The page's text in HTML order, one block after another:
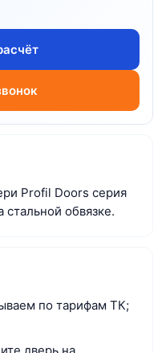
Profil Doors серия
стальной обвязке.
по тарифам ТК;
дверь на